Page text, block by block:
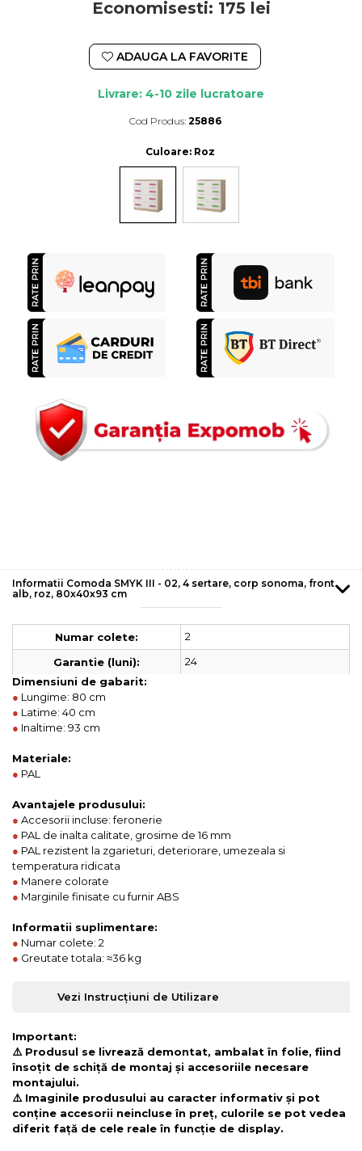
Economisesti: 175 lei
ADAUGA LA FAVORITE
Livrare: 4-10 zile lucratoare
Cod Produs: 25886
Culoare: Roz
Informatii Comoda SMYK III - 02, 4 sertare, corp sonoma, front
alb, roz, 80x40x93 cm
Numar colete:
2
Garantie (luni):
24
Dimensiuni de gabarit:
● Lungime: 80 cm
● Latime: 40 cm
● Inaltime: 93 cm
Materiale:
● PAL
Avantajele produsului:
● Accesorii incluse: feronerie
● PAL de inalta calitate, grosime de 16 mm
● PAL rezistent la zgarieturi, deteriorare, umezeala si
temperatura ridicata
● Manere colorate
● Marginile finisate cu furnir ABS
Informatii suplimentare:
● Numar colete: 2
● Greutate totala: ≈36 kg
Vezi Instrucțiuni de Utilizare
Important:
⚠️ Produsul se livrează demontat, ambalat în folie, fiind
însoțit de schiță de montaj și accesoriile necesare
montajului.
⚠️ Imaginile produsului au caracter informativ și pot
conține accesorii neincluse în preț, culorile se pot vedea
diferit față de cele reale în funcție de display.